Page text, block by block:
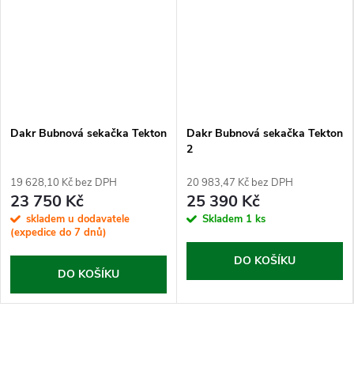
Dakr Bubnová sekačka Tekton
19 628,10 Kč bez DPH
23 750 Kč
skladem u dodavatele
(expedice do 7 dnů)
DO KOŠÍKU
Dakr Bubnová sekačka Tekton
2
20 983,47 Kč bez DPH
25 390 Kč
Skladem 1 ks
DO KOŠÍKU